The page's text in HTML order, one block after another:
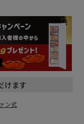
けます
ン式